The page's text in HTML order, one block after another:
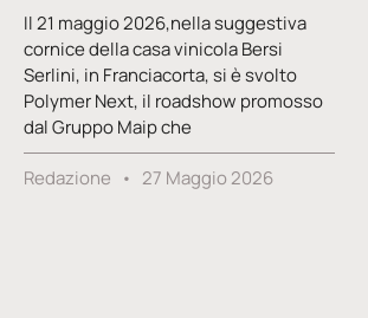
Il 21 maggio 2026,nella suggestiva
cornice della casa vinicola Bersi
Serlini, in Franciacorta, si è svolto
Polymer Next, il roadshow promosso
dal Gruppo Maip che
Redazione 27 Maggio 2026